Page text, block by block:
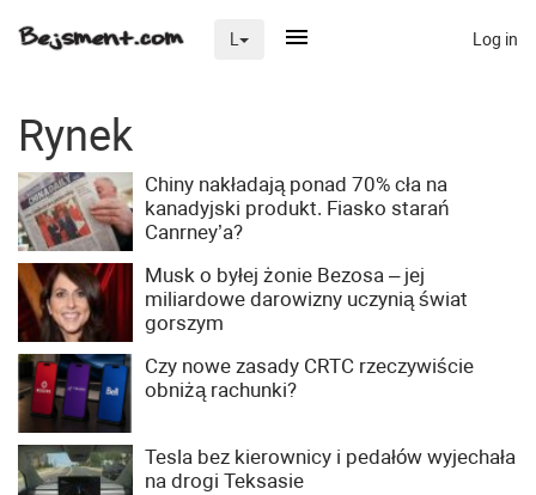
Na skróty
Zaloguj przez Clascal
Log in
Rynek
Chiny nakładają ponad 70% cła na
kanadyjski produkt. Fiasko starań
Canrney’a?
Musk o byłej żonie Bezosa – jej
miliardowe darowizny uczynią świat
gorszym
Czy nowe zasady CRTC rzeczywiście
obniżą rachunki?
Tesla bez kierownicy i pedałów wyjechała
na drogi Teksasie